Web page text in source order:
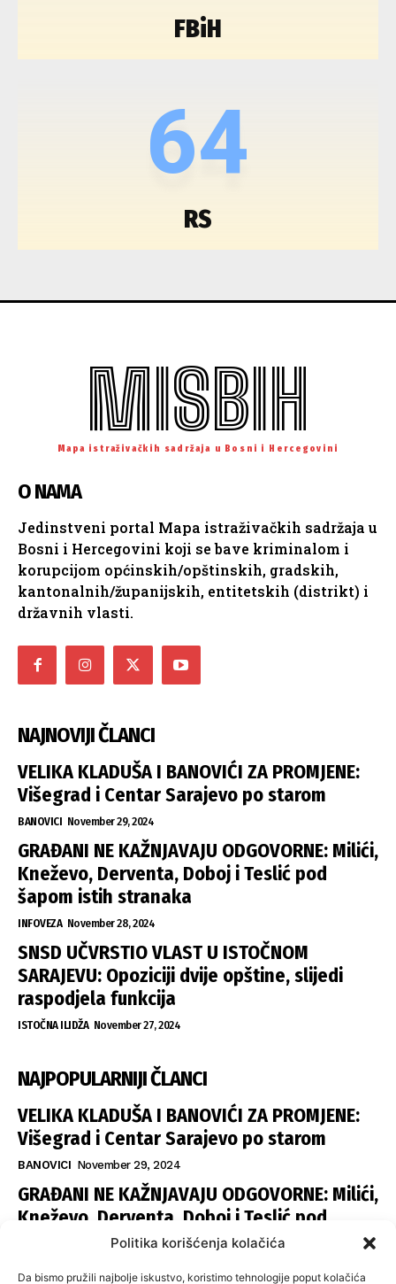
Politika korišćenja kolačića
Da bismo pružili najbolje iskustvo, koristimo tehnologije poput kolačića
FBiH
64
RS
MISBIH
Mapa istraživačkih sadržaja u Bosni i Hercegovini
O NAMA
Jedinstveni portal Mapa istraživačkih sadržaja u
Bosni i Hercegovini koji se bave kriminalom i
korupcijom općinskih/opštinskih, gradskih,
kantonalnih/županijskih, entitetskih (distrikt) i
državnih vlasti.
NAJNOVIJI ČLANCI
VELIKA KLADUŠA I BANOVIĆI ZA PROMJENE:
Višegrad i Centar Sarajevo po starom
BANOVICI November 29, 2024
GRAĐANI NE KAŽNJAVAJU ODGOVORNE: Milići,
Kneževo, Derventa, Doboj i Teslić pod
šapom istih stranaka
INFOVEZA November 28, 2024
SNSD UČVRSTIO VLAST U ISTOČNOM
SARAJEVU: Opoziciji dvije opštine, slijedi
raspodjela funkcija
ISTOČNA ILIDŽA November 27, 2024
NAJPOPULARNIJI ČLANCI
VELIKA KLADUŠA I BANOVIĆI ZA PROMJENE:
Višegrad i Centar Sarajevo po starom
BANOVICI November 29, 2024
GRAĐANI NE KAŽNJAVAJU ODGOVORNE: Milići,
Kneževo, Derventa, Doboj i Teslić pod
šapom istih stranaka